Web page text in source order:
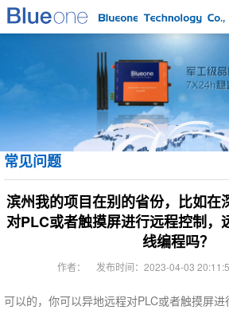
常见问题
滨州我的项目在别的省份，比如在
对PLC或者触摸屏进行远程控制，
线编程吗？
作者： 发布时间：2023-04-03
可以的，你可以异地远程对PLC或者触摸屏